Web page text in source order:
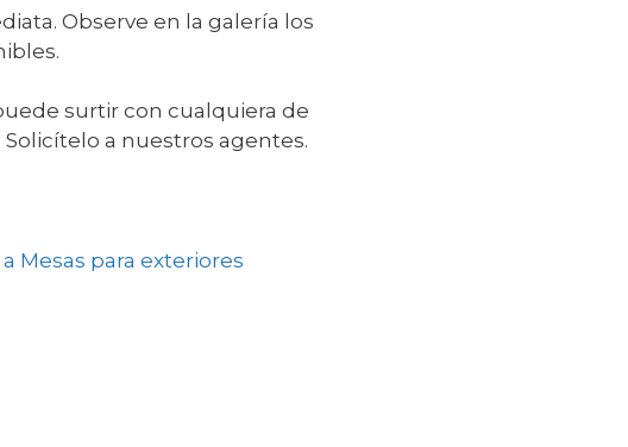
Observe en la galería los
surtir con cualquiera de
. Solicítelo a nuestros agentes.
Mesas para exteriores